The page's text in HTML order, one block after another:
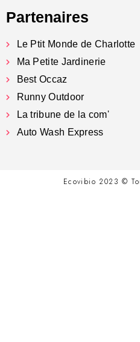
Partenaires
Le Ptit Monde de Charlotte
Ma Petite Jardinerie
Best Occaz
Runny Outdoor
La tribune de la com'
Auto Wash Express
Ecovibio 2023 ©